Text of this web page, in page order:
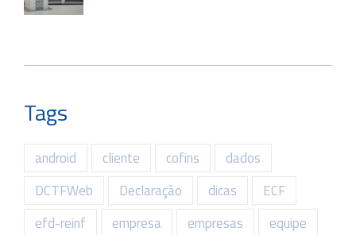
Tags
android cliente cofins
dados
DCTFWeb
Declaração dicas
ECF
efd-reinf
empresa empresas
equipe